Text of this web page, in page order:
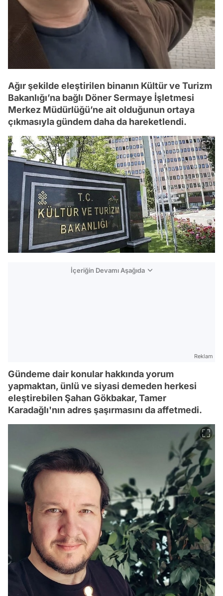
Ağır şekilde eleştirilen binanın Kültür ve Turizm
Bakanlığı’na bağlı Döner Sermaye İşletmesi
Merkez Müdürlüğü’ne ait olduğunun ortaya
çıkmasıyla gündem daha da hareketlendi.
İçeriğin Devamı Aşağıda
Reklam
Gündeme dair konular hakkında yorum
yapmaktan, ünlü ve siyasi demeden herkesi
eleştirebilen Şahan Gökbakar, Tamer
Karadağlı'nın adres şaşırmasını da affetmedi.